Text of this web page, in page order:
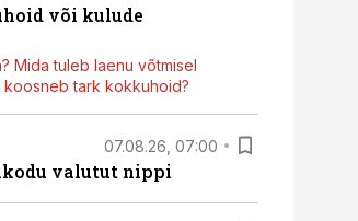
või kulude
Mida tuleb laenu võtmisel
tark kokkuhoid?
07.08.26, 07:00
valutut nippi